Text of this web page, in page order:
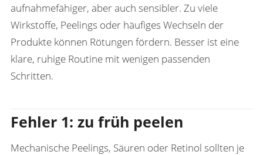
aufnahmefähiger, aber auch sensibler. Zu viele
Wirkstoffe, Peelings oder häufiges Wechseln der
Produkte können Rötungen fördern. Besser ist eine
klare, ruhige Routine mit wenigen passenden
Schritten.
Fehler 1: zu früh peelen
Mechanische Peelings, Säuren oder Retinol sollten je